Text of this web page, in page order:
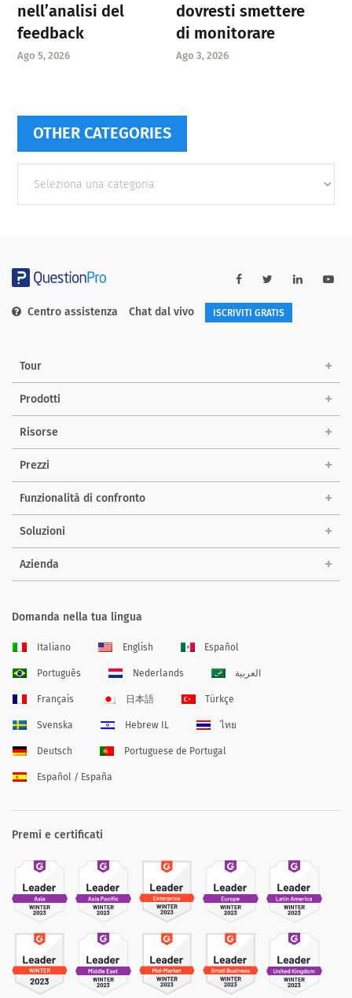
nell’analisi del
feedback
Ago 5, 2026
dovresti smettere
di monitorare
Ago 3, 2026
OTHER CATEGORIES
categories
Centro assistenza Chat dal vivo ISCRIVITI GRATIS
Tour
Prodotti
Risorse
Prezzi
Funzionalità di confronto
Soluzioni
Azienda
Domanda nella tua lingua
Italiano English Español
Português Nederlands العربية
Français 日本語 Türkçe
Svenska Hebrew IL ไทย
Deutsch Portuguese de Portugal
Español / España
Premi e certificati